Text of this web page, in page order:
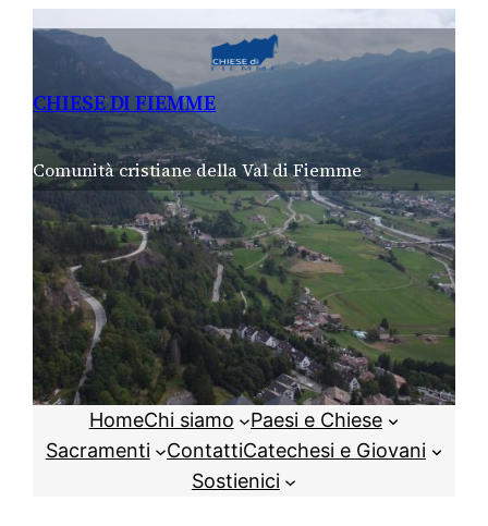
CHIESE DI FIEMME
Comunità cristiane della Val di Fiemme
HomeChi siamo
Paesi e Chiese
Sacramenti
ContattiCatechesi e Giovani
Sostienici